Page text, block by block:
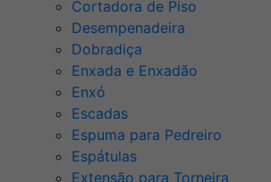
Cortadora de Piso
Desempenadeira
Dobradiça
Enxada e Enxadão
Enxó
Escadas
Espuma para Pedreiro
Espátulas
Extensão para Torneira